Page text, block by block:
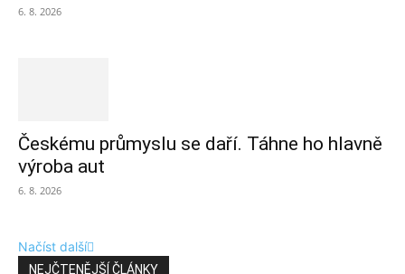
6. 8. 2026
Českému průmyslu se daří. Táhne ho hlavně
výroba aut
6. 8. 2026
Načíst další
NEJČTENĚJŠÍ ČLÁNKY